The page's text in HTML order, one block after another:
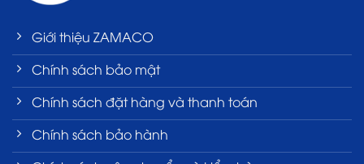
Giới thiệu ZAMACO
Chính sách bảo mật
Chính sách đặt hàng và thanh toán
Chính sách bảo hành